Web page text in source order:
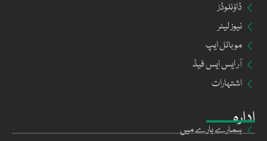
ادارہ
ہمارے بارے میں
ڈاؤنلوڈز
نیوز لیٹر
موبائل ایپ
آر ایس ایس فیڈ
اشتہارات